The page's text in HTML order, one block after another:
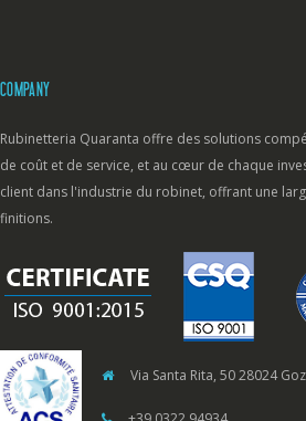
COMPANY
Rubinetteria Quaranta offre des solutions
de coût et de service, et au cœur de chaque
client dans l'industrie du robinet, offrant une
finitions.
Via Santa Rita, 50 28024